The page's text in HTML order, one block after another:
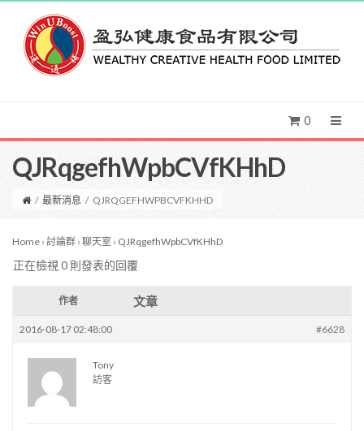
0
QJRqgefhWpbCVfKHhD
/ 最新消息 / QJRQGEFHWPBCVFKHHD
Home › 討論群 › 聊天室 › QJRqgefhWpbCVfKHhD
正在檢視 0 則發表的回覆
作者 文章
2016-08-17 02:48:00 #6628
Tony
訪客